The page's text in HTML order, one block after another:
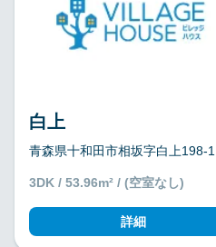
白上
青森県十和田市相坂字白上198-1
3DK / 53.96m² / (空室なし)
詳細